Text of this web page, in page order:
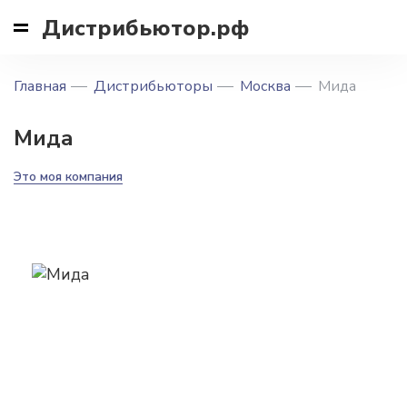
Дистрибьютор.рф
Главная Дистрибьюторы Москва Мида
Мида
Это моя компания